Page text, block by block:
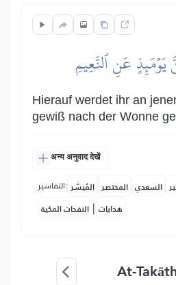
عَنِ ٱلنَّعِيمِ
Hierauf werdet ihr an
gewiß nach der Wonne
अन्य अनुवाद देखें
التفاسير: المُيسَّر المختصر السعدي
النفحات المكية | هدايات
At-